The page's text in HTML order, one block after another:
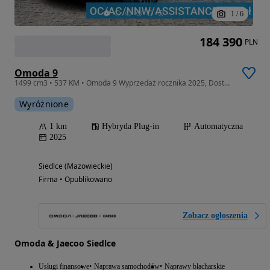
1 / 6
Omoda 9
1499 cm3 • 537 KM • Omoda 9 Wyprzedaż rocznika 2025, Dostępny od ręki OC/AC za 1 zł
Wyróżnione
1 km Hybryda Plug-in
Automatyczna
2025
Siedlce (Mazowieckie)
Firma • Opublikowano
Zobacz ogłoszenia
Omoda & Jaecoo Siedlce
Usługi finansowe Naprawa samochodów Naprawy blacharskie
184 390 PLN